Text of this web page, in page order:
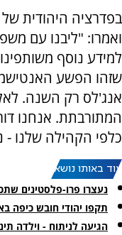
בפדרציה היהודית
ואמרו: "ליבנו עם
למידע נוסף
שזהו הפשע
אנג'לס רק השנה.
המתורבתת. אנחנו
כלפי הקהילה שלנו -
עוד באותו נושא:
נעצרו פרו-פלסטינים
תקפו יהודי חובש כיפה
הגיעה לניתוח - וילדה